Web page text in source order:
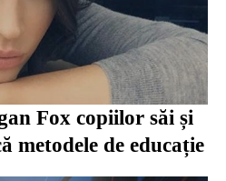
Fox copiilor săi și
metodele de educație